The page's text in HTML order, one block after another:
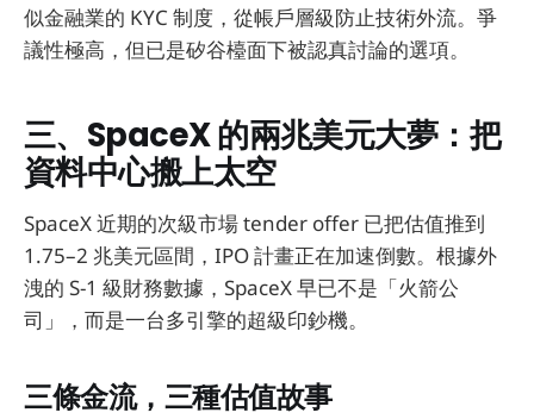
似金融業的 KYC 制度，從帳戶層級防止技術外流。爭
議性極高，但已是矽谷檯面下被認真討論的選項。
三、SpaceX 的兩兆美元大夢：把
資料中心搬上太空
SpaceX 近期的次級市場 tender offer 已把估值推到
1.75–2 兆美元區間，IPO 計畫正在加速倒數。根據外
洩的 S-1 級財務數據，SpaceX 早已不是「火箭公
司」，而是一台多引擎的超級印鈔機。
三條金流，三種估值故事